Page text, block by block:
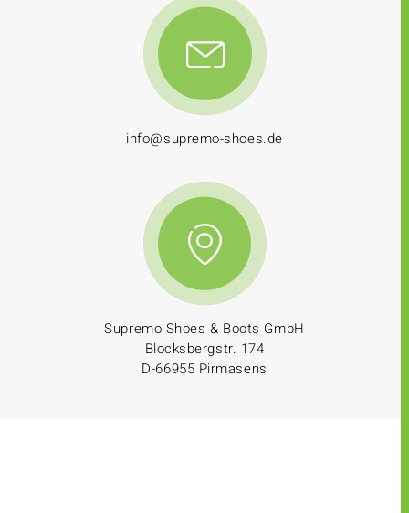
info@supremo-shoes.de
Supremo Shoes & Boots GmbH
Blocksbergstr. 174
D-66955 Pirmasens